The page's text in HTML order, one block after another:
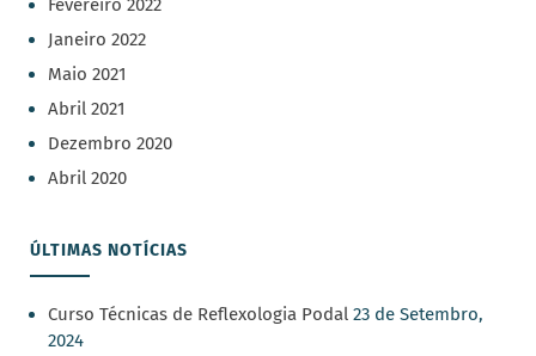
Fevereiro 2022
Janeiro 2022
Maio 2021
Abril 2021
Dezembro 2020
Abril 2020
ÚLTIMAS NOTÍCIAS
Curso Técnicas de Reflexologia Podal 23 de Setembro,
2024